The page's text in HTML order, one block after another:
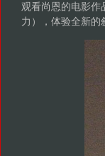
观看尚恩的电影作
力），体验全新的